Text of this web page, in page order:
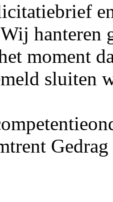
hanteren
moment
sluiten